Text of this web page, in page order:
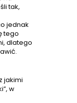
tak,
jednak
tego
dlatego
jakimi
w